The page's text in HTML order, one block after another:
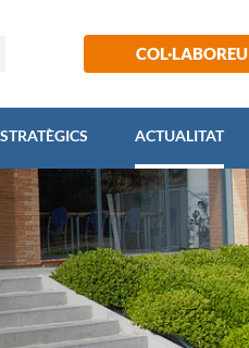
COL·LABOREU
ACTUALITAT